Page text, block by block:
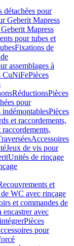
détachées pour
Geberit Mapress
Mapress
pour tubes et
Fixations de
assemblages à
CuNiFePièces
RéductionsPièces
pour
indémontablesPièces
et raccordements,
Accessoires
Jeux de vis pour
Unités de rinçage
et
WC avec rinçage
et commandes de
encastrer avec
Pièces
pour